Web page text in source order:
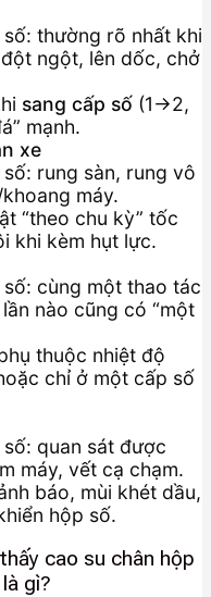
thường rõ nhất khi
ngột, lên dốc, chở
sang cấp số (1→2,
mạnh.
xe
rung sàn, rung vô
máy.
“theo chu kỳ” tốc
khi kèm hụt lực.
cùng một thao tác
nào cũng có “một
thuộc nhiệt độ
chỉ ở một cấp số
quan sát được
máy, vết cạ chạm.
báo, mùi khét dầu,
hộp số.
cao su chân hộp
gì?